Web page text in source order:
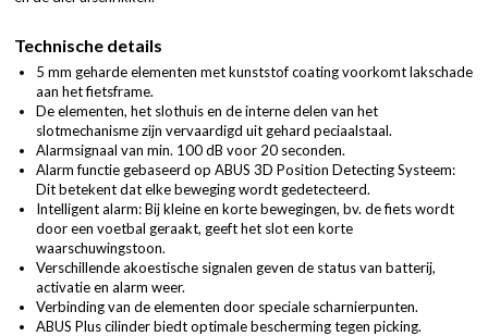
Technische details
5 mm geharde elementen met kunststof coating voorkomt lakschade
aan het fietsframe.
De elementen, het slothuis en de interne delen van het
slotmechanisme zijn vervaardigd uit gehard peciaalstaal.
Alarmsignaal van min. 100 dB voor 20 seconden.
Alarm functie gebaseerd op ABUS 3D Position Detecting Systeem:
Dit betekent dat elke beweging wordt gedetecteerd.
Intelligent alarm: Bij kleine en korte bewegingen, bv. de fiets wordt
door een voetbal geraakt, geeft het slot een korte
waarschuwingstoon.
Verschillende akoestische signalen geven de status van batterij,
activatie en alarm weer.
Verbinding van de elementen door speciale scharnierpunten.
ABUS Plus cilinder biedt optimale bescherming tegen picking.